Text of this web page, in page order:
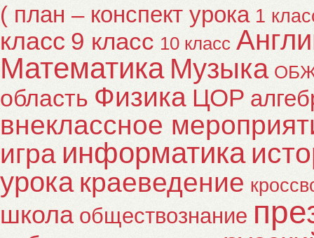
( план – конспект урока 1
класс 9 класс 10 класс
Математика Музыка
область Физика ЦОР
внеклассное
игра информатика
урока краеведение
школа обществознание